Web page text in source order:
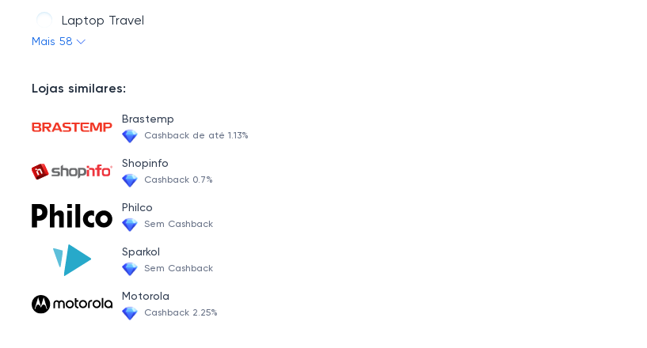
Laptop Travel
USB Cables
Flash Memory & Readers
Gaming Laptops
Serial ATA Cables
Over The Range Microwaves
Mais 58
Lojas similares:
Brastemp
Cashback de até 1.13%
Shopinfo
Cashback 0.7%
Philco
Sem Cashback
Sparkol
Sem Cashback
Motorola
Cashback 2.25%